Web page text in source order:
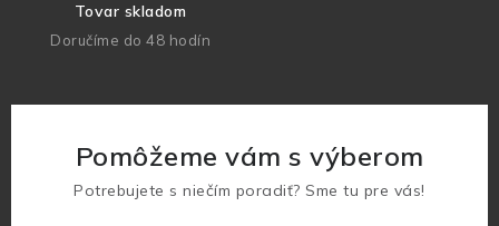
Tovar skladom
Doručíme do 48 hodín
Pomôžeme vám s výberom
Potrebujete s niečím poradiť? Sme tu pre vás!